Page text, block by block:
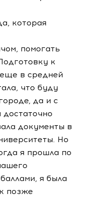
которая
помогать
к
в средней
что буду
да и с
документы в
Но
я прошла по
я была
позже